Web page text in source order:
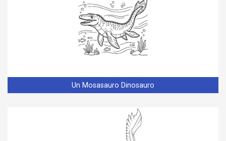
Un Mosasauro Dinosauro